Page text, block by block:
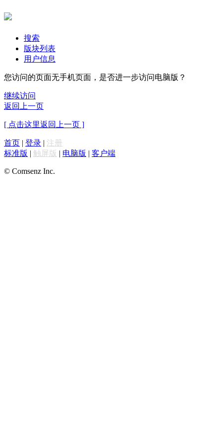
搜索
版块列表
用户信息
您访问的页面无手机页面，是否进一步访问电脑版？
继续访问
返回上一页
[ 点击这里返回上一页 ]
首页 | 登录 | 注册
标准版 | 触屏版 | 电脑版 | 客户端
© Comsenz Inc.